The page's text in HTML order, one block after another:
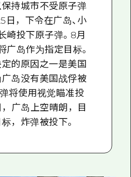
持城市不受原子弹
日，下令在广岛、小
崎投下原子弹。8月
广岛作为指定目标。
的原因之一是美国
岛没有美国战俘被
将使用视觉瞄准投
广岛上空晴朗，目
，炸弹被投下。